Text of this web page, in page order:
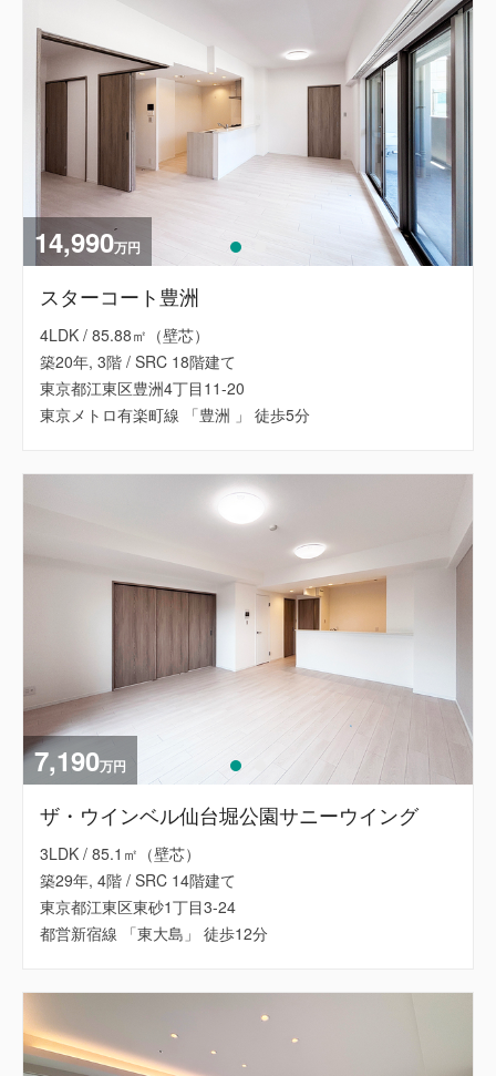
14,990万円
スターコート豊洲
4LDK / 85.88㎡（壁芯）
築20年, 3階 / SRC 18階建て
東京都江東区豊洲4丁目11-20
東京メトロ有楽町線 「豊洲 」 徒歩5分
7,190万円
ザ・ウインベル仙台堀公園サニーウイング
3LDK / 85.1㎡（壁芯）
築29年, 4階 / SRC 14階建て
東京都江東区東砂1丁目3-24
都営新宿線 「東大島」 徒歩12分